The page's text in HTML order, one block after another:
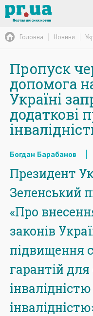
Головна Новини
Пропуск
допомога
Україні
додаткові
Богдан Барабанов
Президент
Зеленський
«Про
законів
підвищення
гарантій для